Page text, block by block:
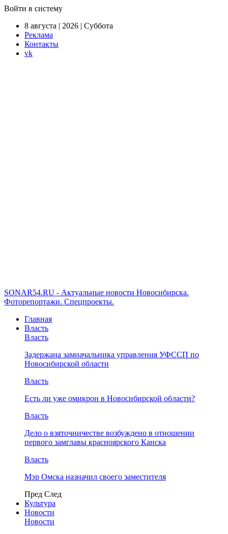
Войти в систему
8 августа | 2026 | Суббота
Реклама
Контакты
vk
SONAR54.RU - Актуальные новости Новосибирска.
Фоторепортажи. Спецпроекты.
Главная
Власть
Власть
Задержана замначальника управления УФССП по
Новосибирской области
Власть
Есть ли уже омикрон в Новосибирской области?
Власть
Дело о взяточничестве возбуждено в отношении
первого замглавы красноярского Канска
Власть
Мэр Омска назначил своего заместителя
Пред След
Культура
Новости
Новости